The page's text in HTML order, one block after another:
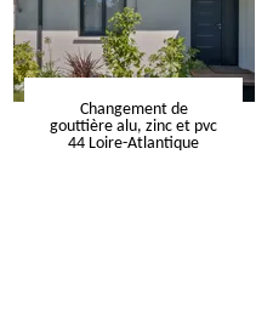
Changement de
gouttière alu, zinc et pvc
44 Loire-Atlantique